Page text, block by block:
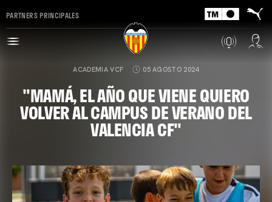
PARTNERS PRINCIPALES
ACADEMIA VCF 05 AGOSTO 2024
"MAMÁ, EL AÑO QUE VIENE QUIERO
VOLVER AL CAMPUS DE VERANO DEL
VALENCIA CF"